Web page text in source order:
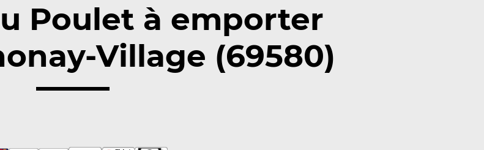
Poulet à emporter
Village (69580)